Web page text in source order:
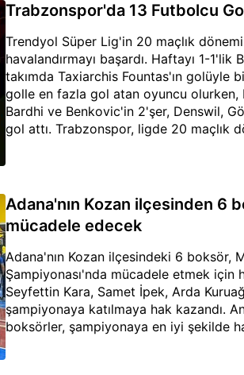
Trabzonspor'da 13 Futbolcu
Trendyol Süper Lig'in 20 maçlık
havalandırmayı başardı. Haftayı 1-
takımda Taxiarchis Fountas'ın golüyle
golle en fazla gol atan oyuncu olurken,
Bardhi ve Benkovic'in 2'şer, Denswil,
gol attı. Trabzonspor, ligde 20 maçlık
Adana'nın Kozan ilçesinden 6
mücadele edecek
Adana'nın Kozan ilçesindeki 6 boksör,
Şampiyonası'nda mücadele etmek için
Seyfettin Kara, Samet İpek, Arda
şampiyonaya katılmaya hak kazandı.
boksörler, şampiyonaya en iyi şekilde